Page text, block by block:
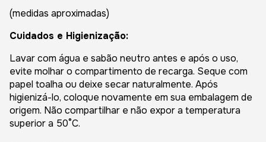
(medidas aproximadas)
Cuidados e Higienização:
Lavar com água e sabão neutro antes e após o uso,
evite molhar o compartimento de recarga. Seque com
papel toalha ou deixe secar naturalmente. Após
higienizá-lo, coloque novamente em sua embalagem de
origem. Não compartilhar e não expor a temperatura
superior a 50°C.